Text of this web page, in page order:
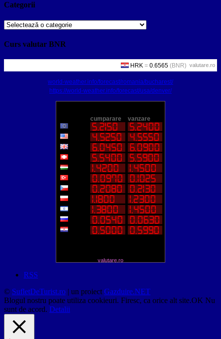
Categorii
Categorii
Curs valutar BNR
valutare.ro
world-weather.info/forecast/romania/bucharest/
https://world-weather.info/forecast/usa/denver/
valutare.ro
RSS
© SufletDeTurist.ro | un proiect Gazduire.NET
Blogul nostru poate utiliza cookieuri. Firesc, ca orice alt site.OK Nu
sunt de acord. Detalii